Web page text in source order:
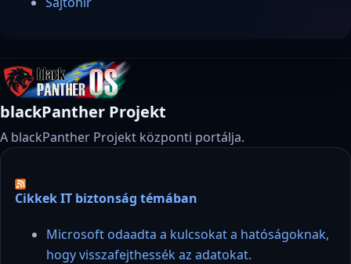
blackPanther Projekt
A blackPanther Projekt központi portálja.
Cikkek IT biztonság témában
Microsoft odaadta a kulcsokat a hatóságoknak,
hogy visszafejthessék az adatokat.